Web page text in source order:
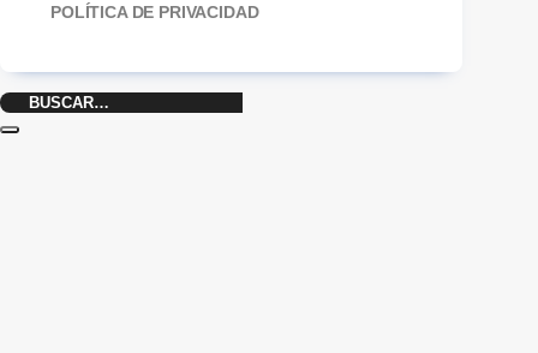
POLÍTICA DE PRIVACIDAD
Buscar
por: